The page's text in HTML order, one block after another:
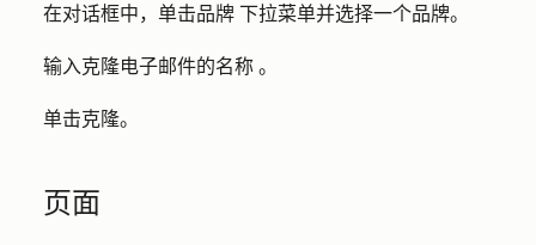
在对话框中，单击品牌 下拉菜单并选择一个品牌。
输入克隆电子邮件的名称 。
单击克隆。
页面